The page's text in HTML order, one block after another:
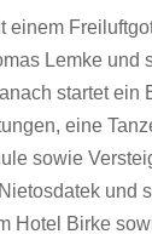
einem
Lemke und
startet ein
eine
sowie
und
Hotel Birke